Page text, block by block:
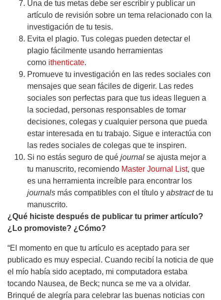
Una de tus metas debe ser escribir y publicar un
artículo de revisión sobre un tema relacionado con la
investigación de tu tesis.
Evita el plagio. Tus colegas pueden detectar el
plagio fácilmente usando herramientas
como ithenticate.
Promueve tu investigación en las redes sociales con
mensajes que sean fáciles de digerir. Las redes
sociales son perfectas para que tus ideas lleguen a
la sociedad, personas responsables de tomar
decisiones, colegas y cualquier persona que pueda
estar interesada en tu trabajo. Sigue e interactúa con
las redes sociales de colegas que te inspiren.
Si no estás seguro de qué journal se ajusta mejor a
tu manuscrito, recomiendo Master Journal List, que
es una herramienta increíble para encontrar los
journals más compatibles con el título y abstractde tu
manuscrito.
¿Qué hiciste después de publicar tu primer artículo?
¿Lo promoviste? ¿Cómo?
“El momento en que tu artículo es aceptado para ser
publicado es muy especial. Cuando recibí la noticia de que
el mío había sido aceptado, mi computadora estaba
tocando Nausea, de Beck; nunca se me va a olvidar.
Brinqué de alegría para celebrar las buenas noticias con